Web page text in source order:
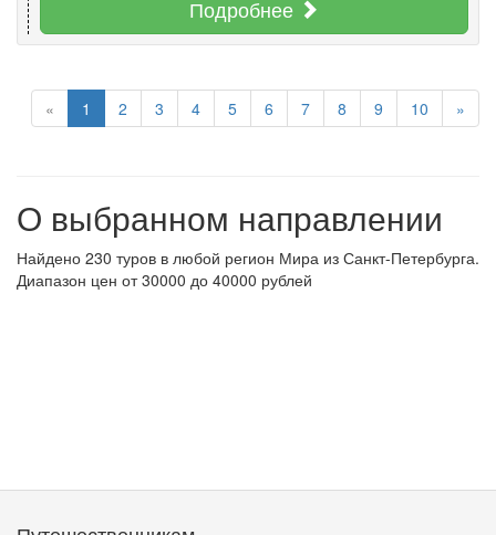
Подробнее
« 1 2 3 4 5 6 7 8 9 10 »
О выбранном направлении
Найдено 230 туров в любой регион Мира из Санкт-Петербурга.
Диапазон цен от 30000 до 40000 рублей